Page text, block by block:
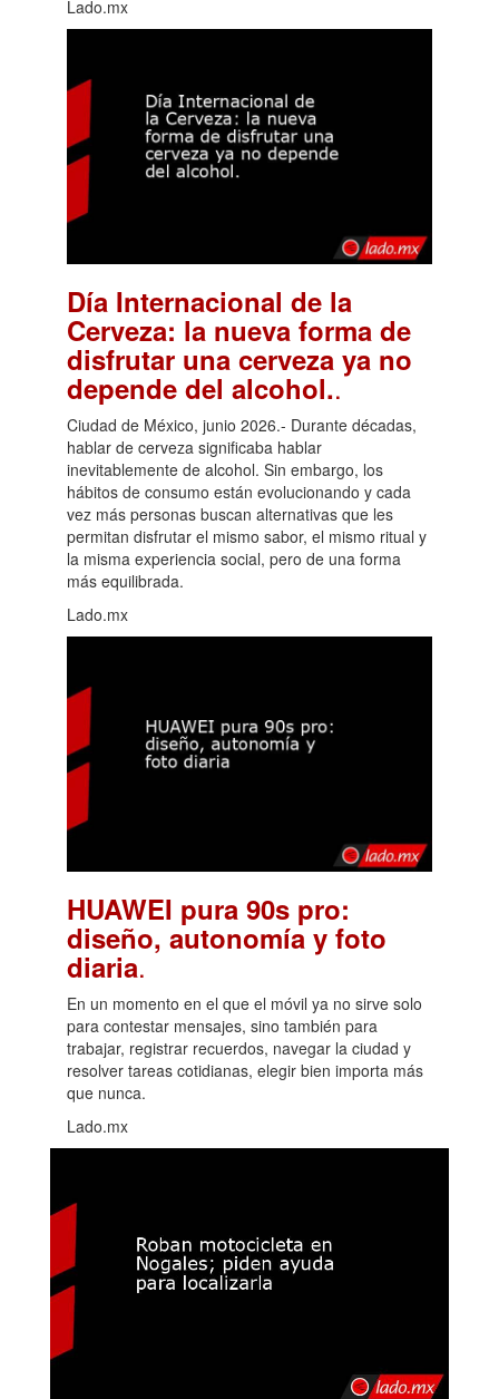
Lado.mx
Día Internacional de la
Cerveza: la nueva forma de
disfrutar una cerveza ya no
depende del alcohol..
Ciudad de México, junio 2026.- Durante décadas,
hablar de cerveza significaba hablar
inevitablemente de alcohol. Sin embargo, los
hábitos de consumo están evolucionando y cada
vez más personas buscan alternativas que les
permitan disfrutar el mismo sabor, el mismo ritual y
la misma experiencia social, pero de una forma
más equilibrada.
Lado.mx
HUAWEI pura 90s pro:
diseño, autonomía y foto
diaria.
En un momento en el que el móvil ya no sirve solo
para contestar mensajes, sino también para
trabajar, registrar recuerdos, navegar la ciudad y
resolver tareas cotidianas, elegir bien importa más
que nunca.
Lado.mx